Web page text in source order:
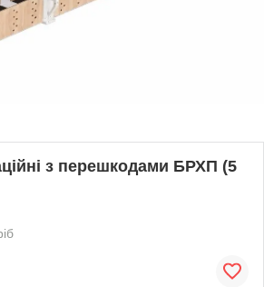
з перешкодами БРХП (5